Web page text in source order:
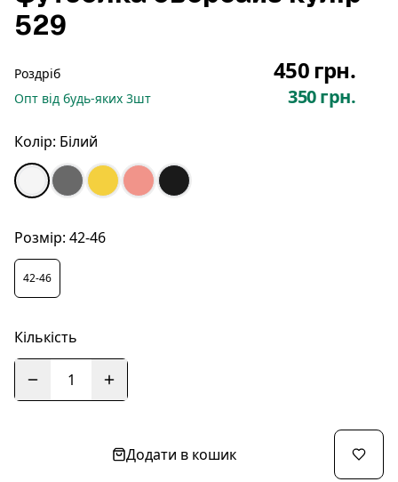
529
Роздріб 450 грн.
Опт від будь-яких 3шт 350 грн.
Колір: Білий
Розмір: 42-46
42-46
Кількість
1
Додати в кошик